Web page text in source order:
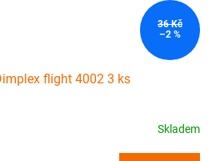
36 Kč
–2 %
flight 4002 3 ks
Skladem